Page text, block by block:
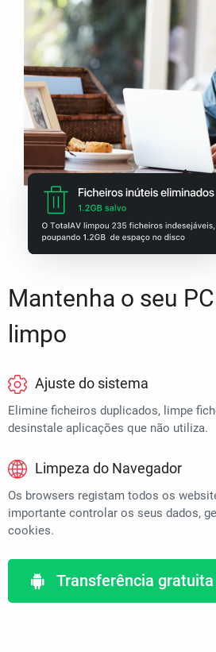
Mantenha o seu
limpo
Ajuste do sistema
Elimine ficheiros duplicados, limpe
desinstale aplicações que não utiliza.
Limpeza do Navegador
Os browsers registam todos os
importante controlar os seus dados,
cookies.
Transferência gratuita